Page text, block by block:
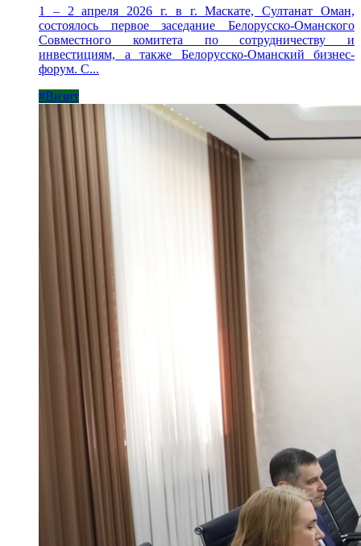
1 – 2 апреля 2026 г. в г. Маскате, Султанат Оман,
состоялось первое заседание Белорусско-Оманского
Совместного комитета по сотрудничеству и
инвестициям, а также Белорусско-Оманский бизнес-
форум. С...
#Визит